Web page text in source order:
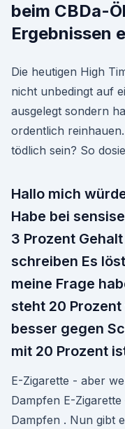
beim CBDa-
Ergebnissen
Die heutigen High
nicht unbedingt auf
ausgelegt sondern
ordentlich
tödlich sein? So
Hallo mich
Habe bei
3 Prozent
schreiben Es
meine Frage
steht 20
besser gegen
mit 20 Prozent
E-Zigarette - aber
Dampfen E-
Dampfen . Nun gibt